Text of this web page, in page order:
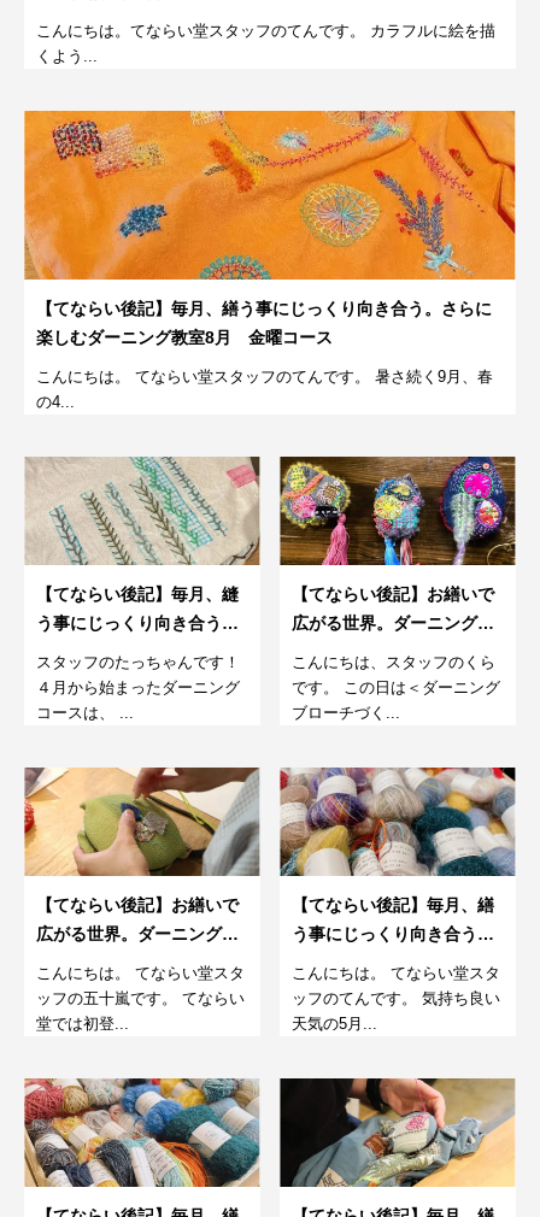
こんにちは。てならい堂スタッフのてんです。 カラフルに絵を描
くよう...
【てならい後記】毎月、繕う事にじっくり向き合う。さらに
楽しむダーニング教室8月 金曜コース
こんにちは。 てならい堂スタッフのてんです。 暑さ続く9月、春
の4...
【てならい後記】毎月、縫
う事にじっくり向き合う。
さらに楽しむダーニング教
室。8月
スタッフのたっちゃんです！
４月から始まったダーニング
コースは、 ...
【てならい後記】お繕いで
広がる世界。ダーニングブ
ローチづくり。2回目
こんにちは、スタッフのくら
です。 この日は＜ダーニング
ブローチづく...
【てならい後記】お繕いで
広がる世界。ダーニングブ
ローチづくり。1回目
こんにちは。 てならい堂スタ
ッフの五十嵐です。 てならい
堂では初登...
【てならい後記】毎月、繕
う事にじっくり向き合う。
さらに楽しむダーニング教
室5月 金曜コース
こんにちは。 てならい堂スタ
ッフのてんです。 気持ち良い
天気の5月...